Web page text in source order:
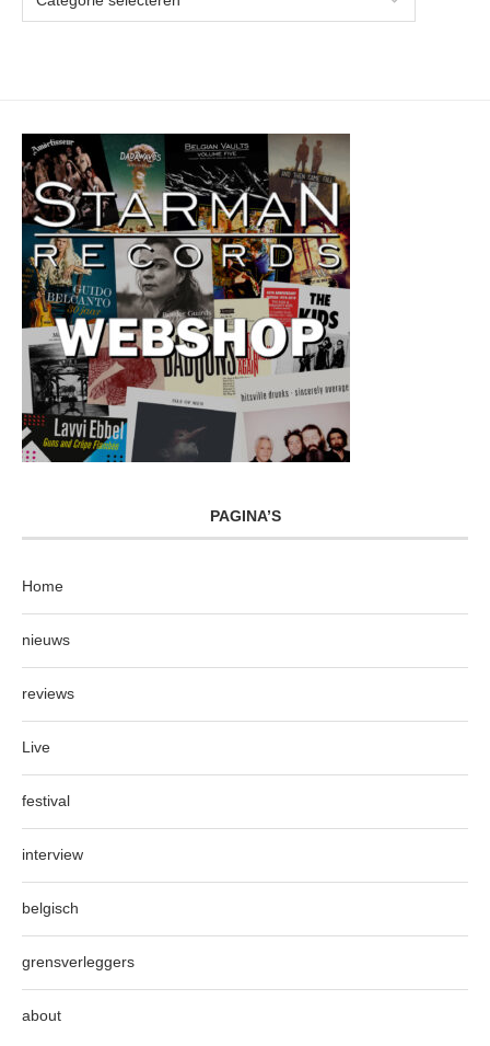
PAGINA’S
Home
nieuws
reviews
Live
festival
interview
belgisch
grensverleggers
about